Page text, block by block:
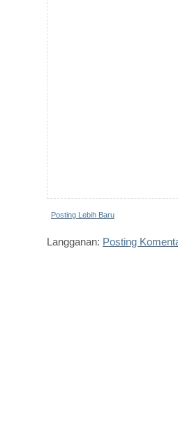
Posting Lebih Baru
Langganan: Posting